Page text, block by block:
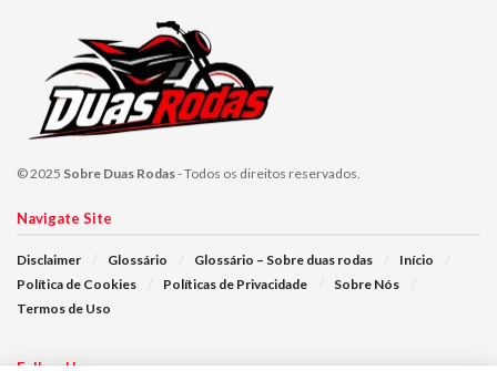
© 2025 Sobre Duas Rodas- Todos os direitos reservados.
Navigate Site
Disclaimer Glossário Glossário – Sobre duas rodas
Início
Política de Cookies
Políticas de Privacidade
Sobre Nós
Termos de Uso